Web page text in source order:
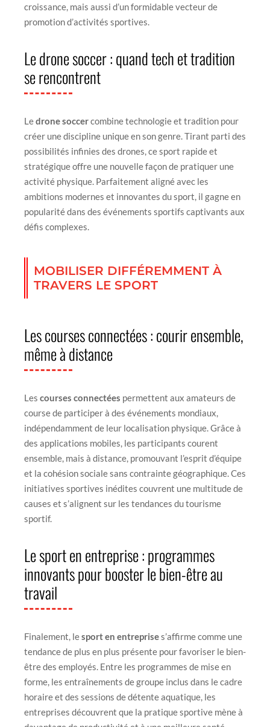
croissance, mais aussi d’un formidable vecteur de
promotion d’activités sportives.
Le drone soccer : quand tech et tradition
se rencontrent
Ledrone soccercombine technologie et tradition pour
créer une discipline unique en son genre. Tirant parti des
possibilités infinies des drones, ce sport rapide et
stratégique offre une nouvelle façon de pratiquer une
activité physique. Parfaitement aligné avec les
ambitions modernes et innovantes du sport, il gagne en
popularité dans des événements sportifs captivants aux
défis complexes.
MOBILISER DIFFÉREMMENT À
TRAVERS LE SPORT
Les courses connectées : courir ensemble,
même à distance
Les courses connectées permettent aux amateurs de
course de participer à des événements mondiaux,
indépendamment de leur localisation physique. Grâce à
des applications mobiles, les participants courent
ensemble, mais à distance, promouvant l’esprit d’équipe
et la cohésion sociale sans contrainte géographique. Ces
initiatives sportives inédites couvrent une multitude de
causes et s’alignent sur les tendances du tourisme
sportif.
Le sport en entreprise : programmes
innovants pour booster le bien-être au
travail
Finalement, lesport en entreprises’affirme comme une
tendance de plus en plus présente pour favoriser le bien-
être des employés. Entre les programmes de mise en
forme, les entraînements de groupe inclus dans le cadre
horaire et des sessions de détente aquatique, les
entreprises découvrent que la pratique sportive mène à